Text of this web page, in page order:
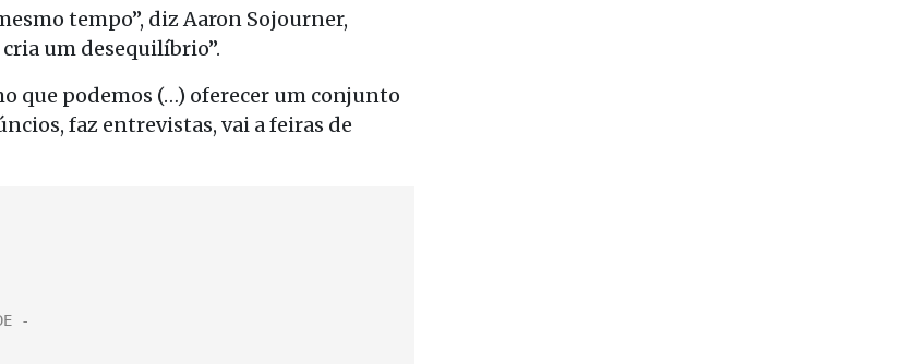
tempo”, diz Aaron Sojourner,
um desequilíbrio”.
que podemos (…) oferecer um conjunto
faz entrevistas, vai a feiras de